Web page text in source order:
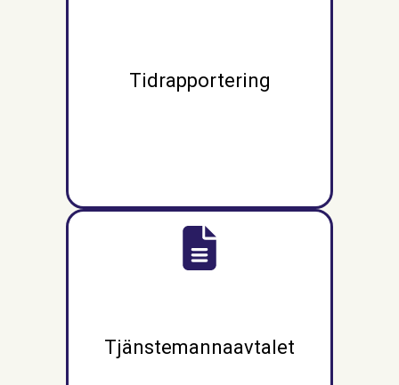
Tidrapportering
Tjänstemannaavtalet